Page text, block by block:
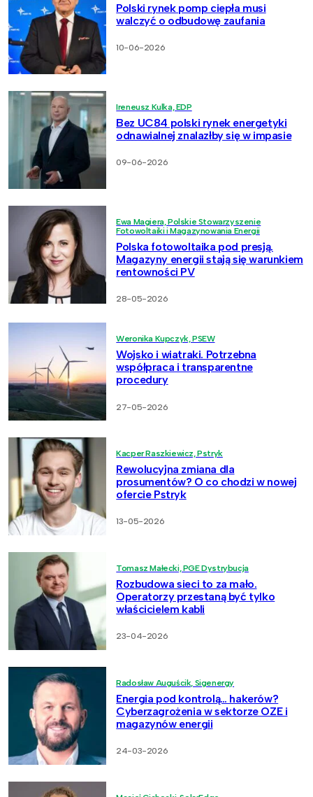
Polski rynek pomp ciepła musi
walczyć o odbudowę zaufania
10-06-2026
Ireneusz Kulka, EDP
Bez UC84 polski rynek energetyki
odnawialnej znalazłby się w impasie
09-06-2026
Ewa Magiera, Polskie Stowarzyszenie
Fotowoltaiki i Magazynowania Energii
Polska fotowoltaika pod presją.
Magazyny energii stają się warunkiem
rentowności PV
28-05-2026
Weronika Kupczyk, PSEW
Wojsko i wiatraki. Potrzebna
współpraca i transparentne
procedury
27-05-2026
Kacper Raszkiewicz, Pstryk
Rewolucyjna zmiana dla
prosumentów? O co chodzi w nowej
ofercie Pstryk
13-05-2026
Tomasz Małecki, PGE Dystrybucja
Rozbudowa sieci to za mało.
Operatorzy przestaną być tylko
właścicielem kabli
23-04-2026
Radosław Auguścik, Sigenergy
Energia pod kontrolą… hakerów?
Cyberzagrożenia w sektorze OZE i
magazynów energii
24-03-2026